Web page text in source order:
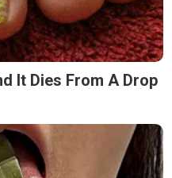
It Dies From A Drop